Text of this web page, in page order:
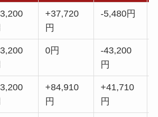
+37,720
円
-5,480円
0円
-43,200
円
+84,910
円
+41,710
円